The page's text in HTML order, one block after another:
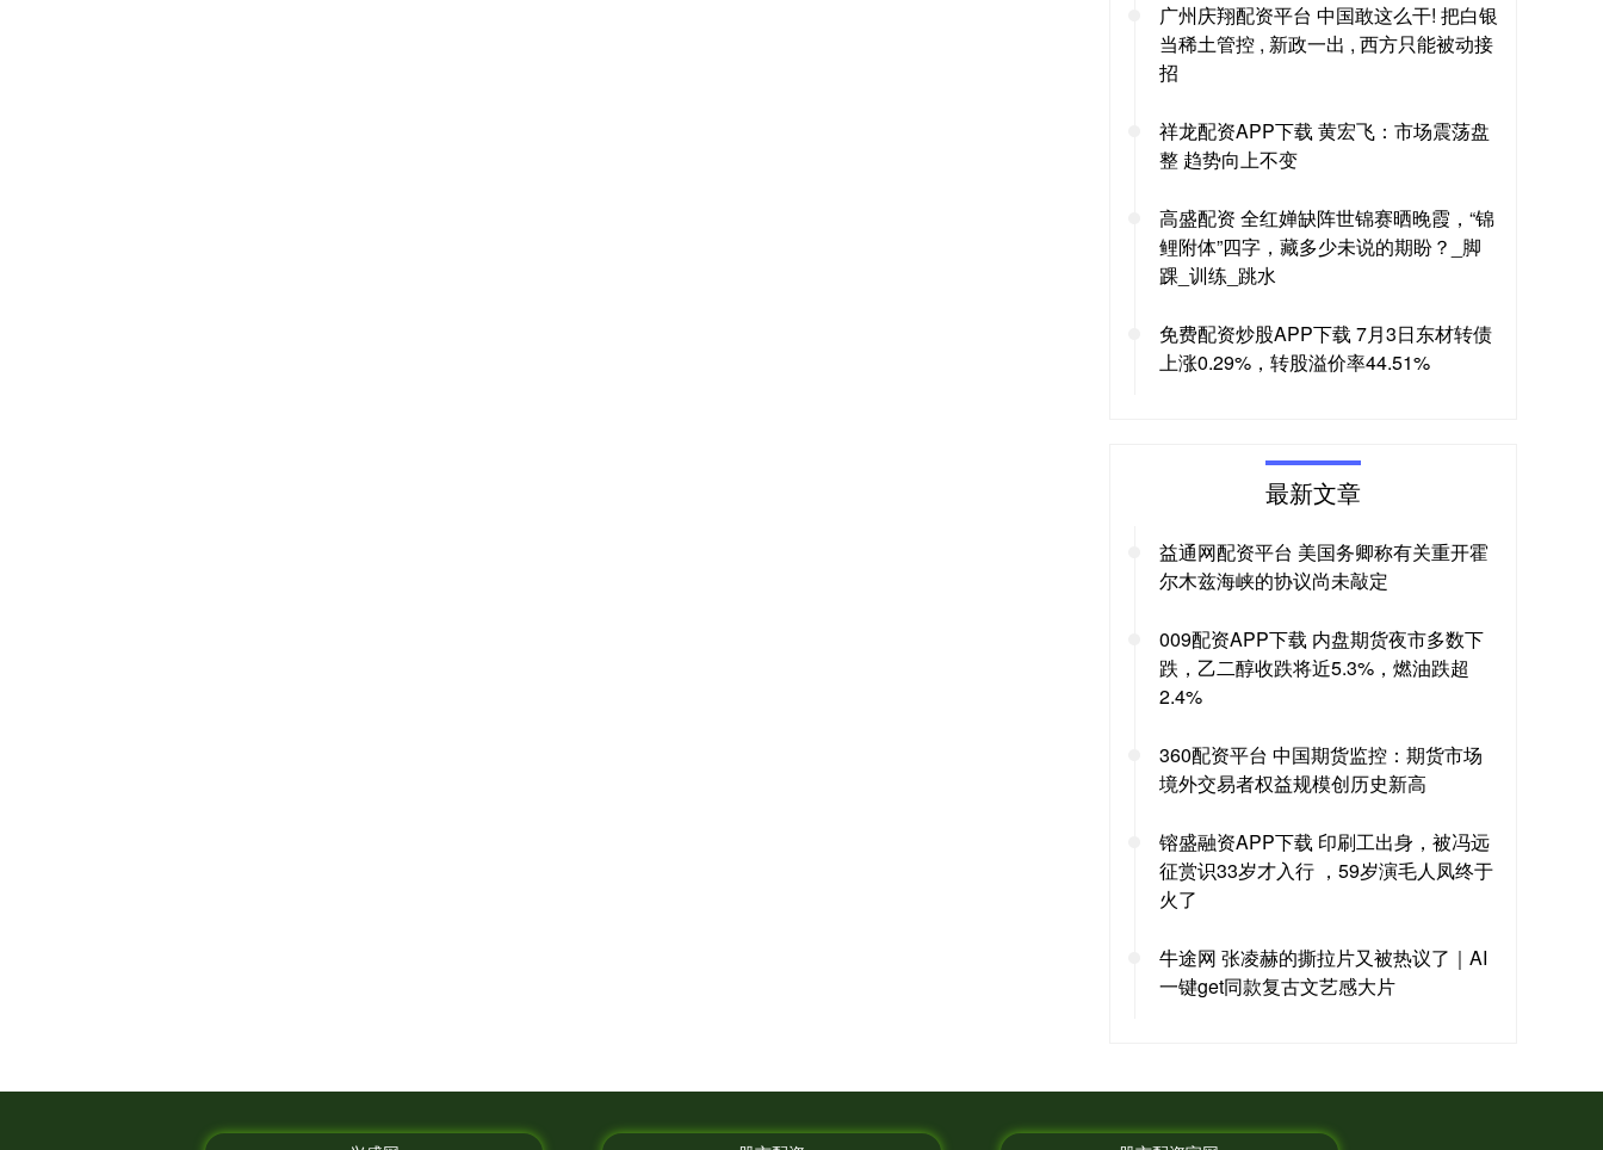
广州庆翔配资平台 中国敢这么干! 把白银
当稀土管控 , 新政一出 , 西方只能被动接
招
祥龙配资APP下载 黄宏飞：市场震荡盘
整 趋势向上不变
高盛配资 全红婵缺阵世锦赛晒晚霞，“锦
鲤附体”四字，藏多少未说的期盼？_脚
踝_训练_跳水
免费配资炒股APP下载 7月3日东材转债
上涨0.29%，转股溢价率44.51%
最新文章
益通网配资平台 美国务卿称有关重开霍
尔木兹海峡的协议尚未敲定
009配资APP下载 内盘期货夜市多数下
跌，乙二醇收跌将近5.3%，燃油跌超
2.4%
360配资平台 中国期货监控：期货市场
境外交易者权益规模创历史新高
镕盛融资APP下载 印刷工出身，被冯远
征赏识33岁才入行 ，59岁演毛人凤终于
火了
牛途网 张凌赫的撕拉片又被热议了｜AI
一键get同款复古文艺感大片